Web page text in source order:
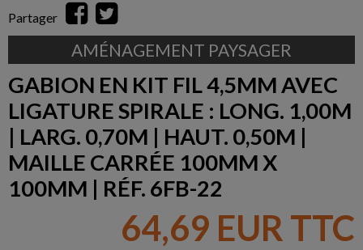
Partager
AMÉNAGEMENT PAYSAGER
GABION EN KIT FIL 4,5MM AVEC
LIGATURE SPIRALE : LONG. 1,00M
| LARG. 0,70M | HAUT. 0,50M |
MAILLE CARRÉE 100MM X
100MM | RÉF. 6FB-22
64,69 EUR TTC